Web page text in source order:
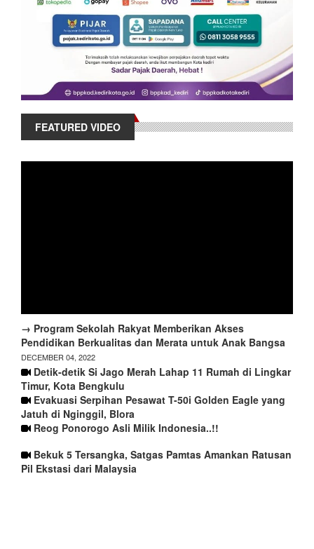
FEATURED VIDEO
→ Program Sekolah Rakyat Memberikan Akses
Pendidikan Berkualitas dan Merata untuk Anak Bangsa
DECEMBER 04, 2022
Detik-detik Si Jago Merah Lahap 11 Rumah di Lingkar
Timur, Kota Bengkulu
Evakuasi Serpihan Pesawat T-50i Golden Eagle yang
Jatuh di Nginggil, Blora
Reog Ponorogo Asli Milik Indonesia..!!
Bekuk 5 Tersangka, Satgas Pamtas Amankan Ratusan
Pil Ekstasi dari Malaysia